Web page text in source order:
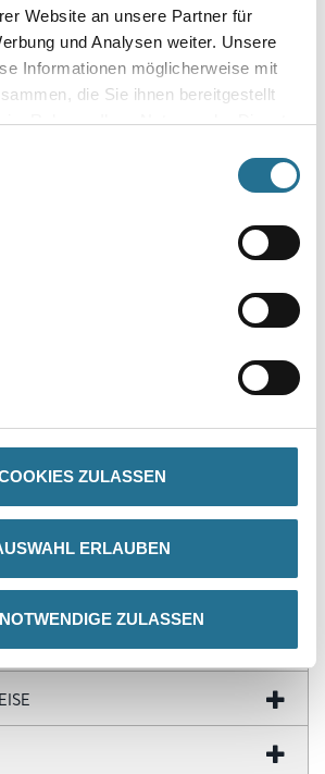
Website an unsere Partner für
und Analysen weiter. Unsere
Informationen möglicherweise mit
die Sie ihnen bereitgestellt
im Rahmen Ihrer Nutzung der Dienste
ZULASSEN
ERLAUBEN
ZULASSEN
mit dem chlorfreien Polyblend auf Basis
Weichlippen unten und oben
Außen- und passgenaue Innenecken
20 Stück
free